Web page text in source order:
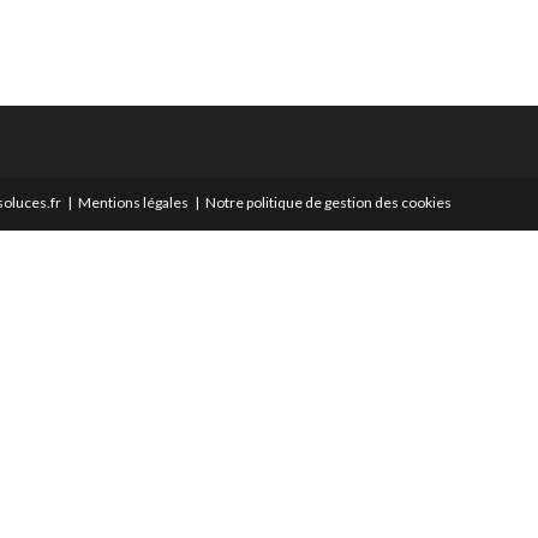
Mentions légales Notre politique de gestion des cookies